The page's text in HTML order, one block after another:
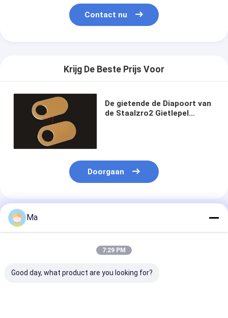
Contact nu
Krijg De Beste Prijs Voor
De gietende de Diapoort van
de Staalzro2 Gietlepel
Doorgaan
Geadviseerde Producten
Ma
7:29 PM
Good day, what product are you looking for?